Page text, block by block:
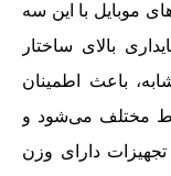
موبایل با این سه
بالای ساختار
باعث اطمینان
مختلف می‌شود و
تجهیزات دارای وزن